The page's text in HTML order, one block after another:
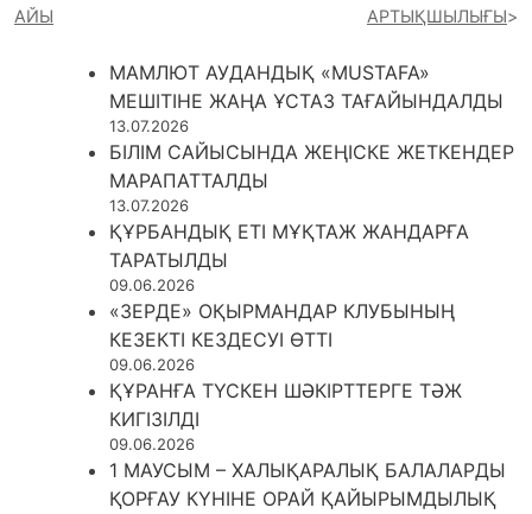
АЙЫ
АРТЫҚШЫЛЫҒЫ
МАМЛЮТ АУДАНДЫҚ «MUSTAFA»
МЕШІТІНЕ ЖАҢА ҰСТАЗ ТАҒАЙЫНДАЛДЫ
13.07.2026
БІЛІМ САЙЫСЫНДА ЖЕҢІСКЕ ЖЕТКЕНДЕР
МАРАПАТТАЛДЫ
13.07.2026
ҚҰРБАНДЫҚ ЕТІ МҰҚТАЖ ЖАНДАРҒА
ТАРАТЫЛДЫ
09.06.2026
«ЗЕРДЕ» ОҚЫРМАНДАР КЛУБЫНЫҢ
КЕЗЕКТІ КЕЗДЕСУІ ӨТТІ
09.06.2026
ҚҰРАНҒА ТҮСКЕН ШӘКІРТТЕРГЕ ТӘЖ
КИГІЗІЛДІ
09.06.2026
1 МАУСЫМ – ХАЛЫҚАРАЛЫҚ БАЛАЛАРДЫ
ҚОРҒАУ КҮНІНЕ ОРАЙ ҚАЙЫРЫМДЫЛЫҚ